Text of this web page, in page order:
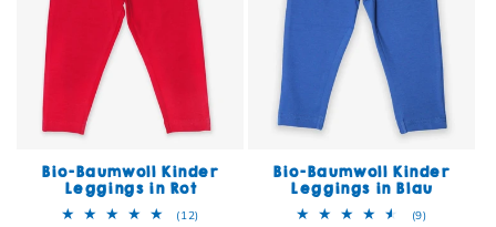
Bio-Baumwoll Kinder
Leggings in Rot
(12) 12 Bewertungen insgesamt
Bio-Baumwoll Kinder
Leggings in Blau
(9)9